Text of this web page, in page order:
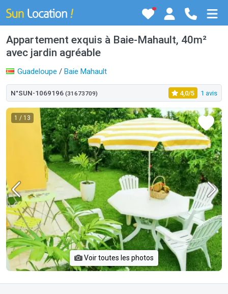
Appartement exquis à Baie-Mahault, 40m²
avec jardin agréable
Guadeloupe / Baie Mahault
N°SUN-1069196 (31673709) 4,0/5 1 avis
1 / 13
Voir toutes les photos